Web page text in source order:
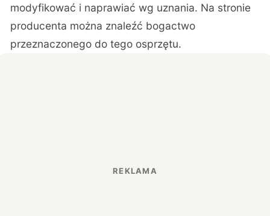
modyfikować i naprawiać wg uznania. Na stronie
producenta można znaleźć bogactwo
przeznaczonego do tego osprzętu.